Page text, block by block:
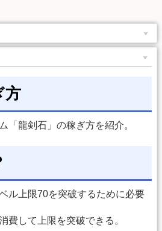
方
「龍剣石」の稼ぎ方を紹介。
ル上限70を突破するために必要
費して上限を突破できる。